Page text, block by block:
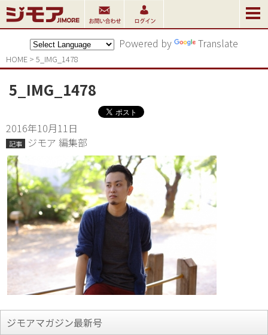
Powered by Translate
HOME > 5_IMG_1478
5_IMG_1478
2016年10月11日
記事 ジモア 編集部
ジモアマガジン最新号